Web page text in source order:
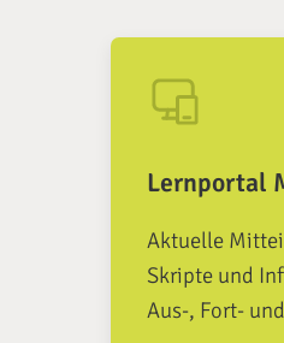
Lernportal
Aktuelle
Skripte und
Aus-, Fort-